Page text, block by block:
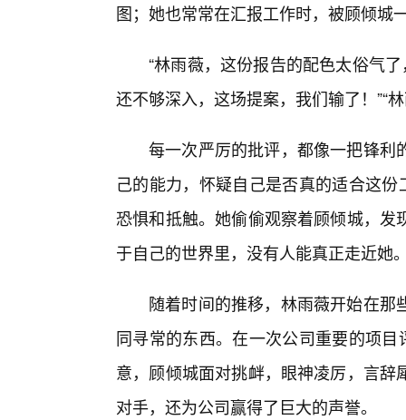
图；她也常常在汇报工作时，被顾倾城
“林雨薇，这份报告的配色太俗气
还不够深入，这场提案，我们输了！”“
每一次严厉的批评，都像一把锋利
己的能力，怀疑自己是否真的适合这
恐惧和抵触。她偷偷观察着顾倾城，
于自己的世界里，没有人能真正走近她
随着时间的推移，林雨薇开始在
同寻常的东西。在一次公司重要的项
意，顾倾城面对挑衅，眼神凌厉，言
对手，还为公司赢得了巨大的声誉。